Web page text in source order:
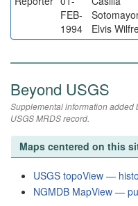
FEB-
1994
Elvis
Beyond USGS
Supplemental information added
USGS MRDS record.
Maps centered on this
USGS topoView —
NGMDB MapView —